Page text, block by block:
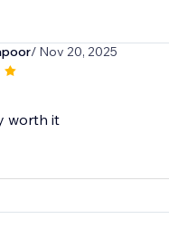
/ Nov 20, 2025
worth it